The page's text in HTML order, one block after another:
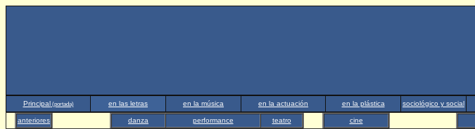
Principal (portada) en las letras en la música en la actuación en la plástica sociológico y social
anteriores
danza performance teatro cine